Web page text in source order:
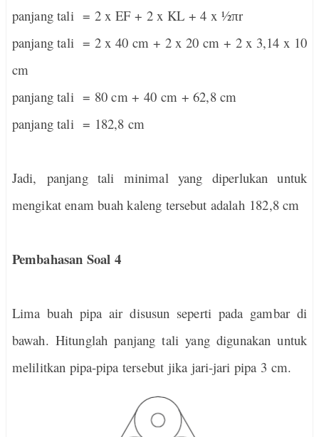
panjang tali = 2 x EF + 2 x KL + 4 x ½πr
panjang tali = 2 x 40 cm + 2 x 20 cm + 2 x 3,14 x 10
cm
panjang tali = 80 cm + 40 cm + 62,8 cm
panjang tali = 182,8 cm
Jadi, panjang tali minimal yang diperlukan untuk
mengikat enam buah kaleng tersebut adalah 182,8 cm
Pembahasan Soal 4
Lima buah pipa air disusun seperti pada gambar di
bawah. Hitunglah panjang tali yang digunakan untuk
melilitkan pipa-pipa tersebut jika jari-jari pipa 3 cm.